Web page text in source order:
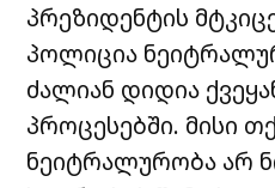
პრეზიდენტის
პოლიცია
ძალიან დიდია
პროცესებში. მისი
ნეიტრალურობა არ